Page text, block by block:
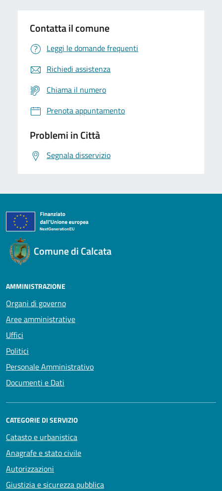
Contatta il comune
Leggi le domande frequenti
Richiedi assistenza
Chiama il numero
Prenota appuntamento
Problemi in Città
Segnala disservizio
Comune di Calcata
AMMINISTRAZIONE
Organi di governo
Aree amministrative
Uffici
Politici
Personale Amministrativo
Documenti e Dati
CATEGORIE DI SERVIZIO
Catasto e urbanistica
Anagrafe e stato civile
Autorizzazioni
Giustizia e sicurezza pubblica